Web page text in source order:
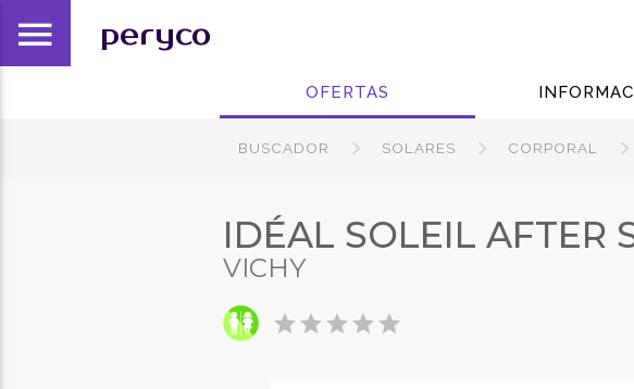
menu peryco
OFERTAS
BUSCADOR SOLARES CORPORAL
IDÉAL SOLEIL AFTER
VICHY
starstarstarstarstar